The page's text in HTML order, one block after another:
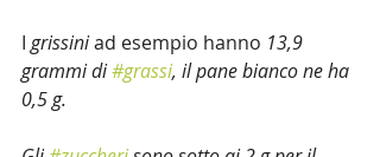
I grissini ad esempio hanno 13,9
grammi di #grassi, il pane bianco ne ha
0,5 g.